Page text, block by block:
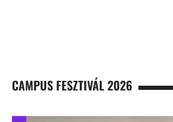
CAMPUS FESZTIVÁL 2026